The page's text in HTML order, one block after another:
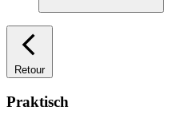
Retour
Praktisch